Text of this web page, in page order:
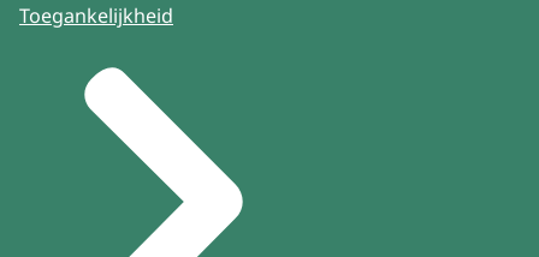
Toegankelijkheid